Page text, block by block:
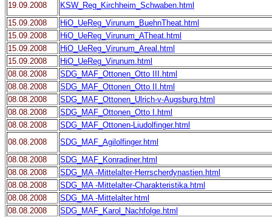
19.09.2008
KSW_Reg_Kirchheim_Schwaben.html
15.09.2008
HiO_UeReg_Virunum_BuehnTheat.html
15.09.2008
HiO_UeReg_Virunum_ATheat.html
15.09.2008
HiO_UeReg_Virunum_Areal.html
15.09.2008
HiO_UeReg_Virunum.html
08.08.2008
SDG_MAF_Ottonen_Otto III.html
08.08.2008
SDG_MAF_Ottonen_Otto II.html
08.08.2008
SDG_MAF_Ottonen_Ulrich-v-Augsburg.html
08.08.2008
SDG_MAF_Ottonen_Otto I.html
08.08.2008
SDG_MAF_Ottonen-Liudolfinger.html
08.08.2008
SDG_MAF_Agilolfinger.html
08.08.2008
SDG_MAF_Konradiner.html
08.08.2008
SDG_MA -Mittelalter-Herrscherdynastien.html
08.08.2008
SDG_MA -Mittelalter-Charakteristika.html
08.08.2008
SDG_MA -Mittelalter.html
08.08.2008
SDG_MAF_Karol_Nachfolge.html